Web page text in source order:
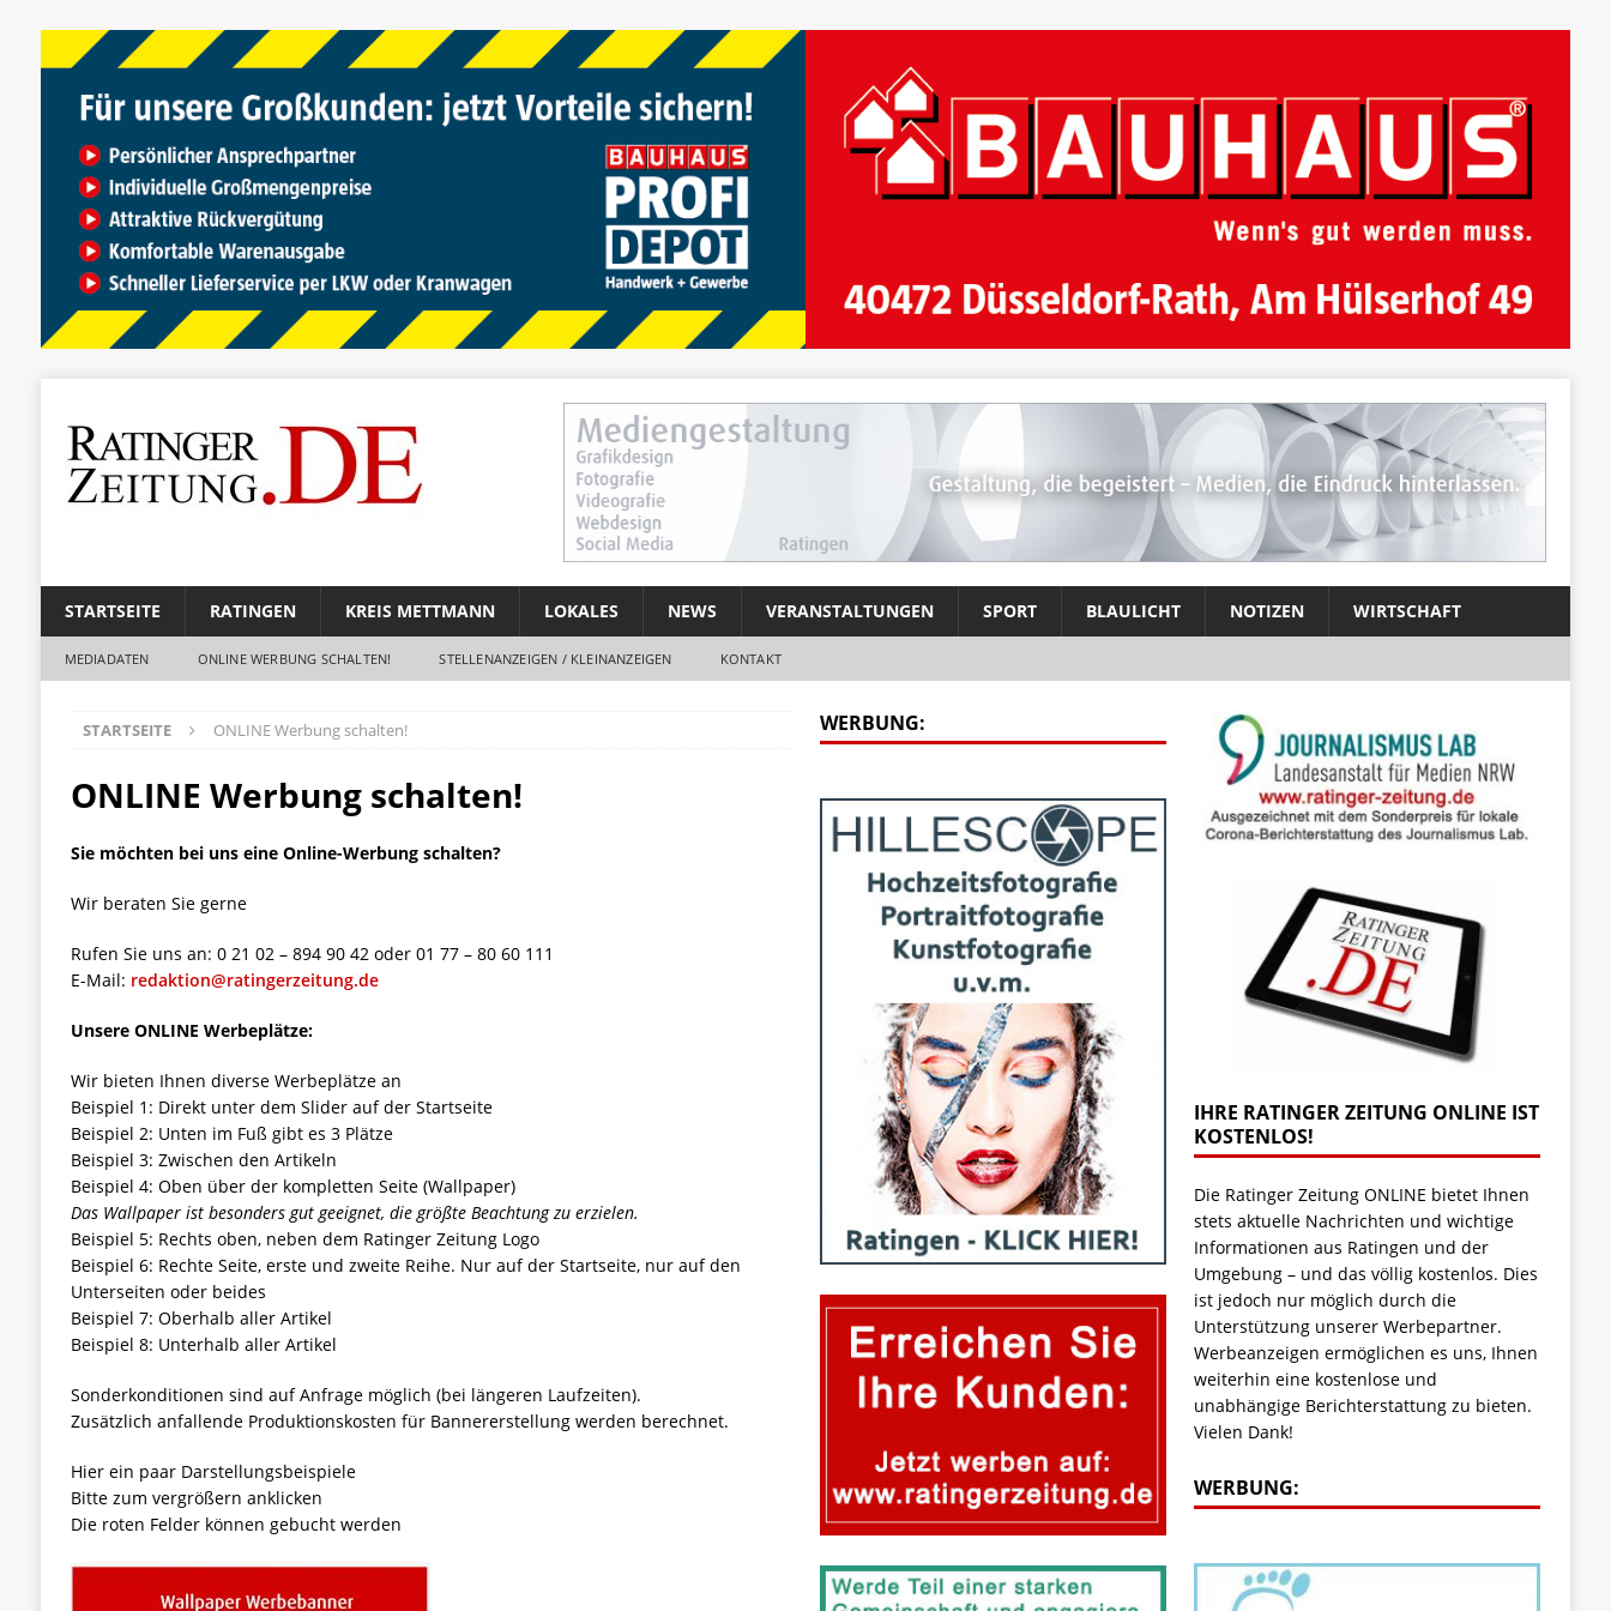
STARTSEITE RATINGEN KREIS METTMANN LOKALES NEWS VERANSTALTUNGEN SPORT BLAULICHT NOTIZEN WIRTSCHAFT
MEDIADATEN ONLINE WERBUNG SCHALTEN! STELLENANZEIGEN / KLEINANZEIGEN KONTAKT
STARTSEITE ONLINE Werbung schalten!
ONLINE Werbung schalten!
Sie möchten bei uns eine Online-Werbung schalten?
Wir beraten Sie gerne
Rufen Sie uns an: 0 21 02 – 894 90 42 oder 01 77 – 80 60 111
E-Mail: redaktion@ratingerzeitung.de
Unsere ONLINE Werbeplätze:
Wir bieten Ihnen diverse Werbeplätze an
Beispiel 1: Direkt unter dem Slider auf der Startseite
Beispiel 2: Unten im Fuß gibt es 3 Plätze
Beispiel 3: Zwischen den Artikeln
Beispiel 4: Oben über der kompletten Seite (Wallpaper)
Das Wallpaper ist besonders gut geeignet, die größte Beachtung zu erzielen.
Beispiel 5: Rechts oben, neben dem Ratinger Zeitung Logo
Beispiel 6: Rechte Seite, erste und zweite Reihe. Nur auf der Startseite, nur auf den
Unterseiten oder beides
Beispiel 7: Oberhalb aller Artikel
Beispiel 8: Unterhalb aller Artikel
Sonderkonditionen sind auf Anfrage möglich (bei längeren Laufzeiten).
Zusätzlich anfallende Produktionskosten für Bannererstellung werden berechnet.
Hier ein paar Darstellungsbeispiele
Bitte zum vergrößern anklicken
Die roten Felder können gebucht werden
WERBUNG:
IHRE RATINGER ZEITUNG ONLINE IST
KOSTENLOS!
Die Ratinger Zeitung ONLINE bietet Ihnen
stets aktuelle Nachrichten und wichtige
Informationen aus Ratingen und der
Umgebung – und das völlig kostenlos. Dies
ist jedoch nur möglich durch die
Unterstützung unserer Werbepartner.
Werbeanzeigen ermöglichen es uns, Ihnen
weiterhin eine kostenlose und
unabhängige Berichterstattung zu bieten.
Vielen Dank!
WERBUNG: